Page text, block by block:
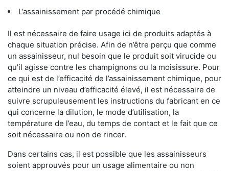
L’assainissement par procédé chimique
Il est nécessaire de faire usage ici de produits adaptés à
chaque situation précise. Afin de n’être perçu que comme
un assainisseur, nul besoin que le produit soit virucide ou
qu'il agisse contre les champignons ou la moisissure. Pour
ce qui est de l’efficacité de l’assainissement chimique, pour
atteindre un niveau d’efficacité élevé, il est nécessaire de
suivre scrupuleusement les instructions du fabricant en ce
qui concerne la dilution, le mode d’utilisation, la
température de l’eau, du temps de contact et le fait que ce
soit nécessaire ou non de rincer.
Dans certains cas, il est possible que les assainisseurs
soient approuvés pour un usage alimentaire ou non